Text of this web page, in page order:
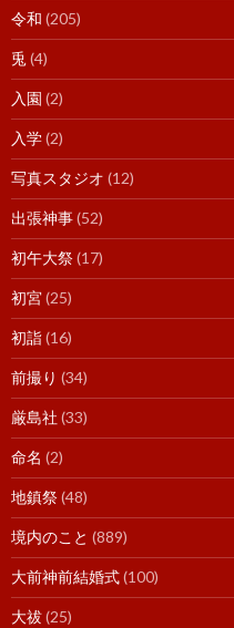
令和 (205)
兎 (4)
入園 (2)
入学(2)
写真スタジオ (12)
出張神事(52)
初午大祭(17)
初宮(25)
初詣(16)
前撮り (34)
厳島社 (33)
命名 (2)
地鎮祭(48)
境内のこと (889)
大前神前結婚式(100)
大祓(25)